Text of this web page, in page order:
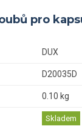
pro
DUX
D20035D
0.10 kg
Skladem